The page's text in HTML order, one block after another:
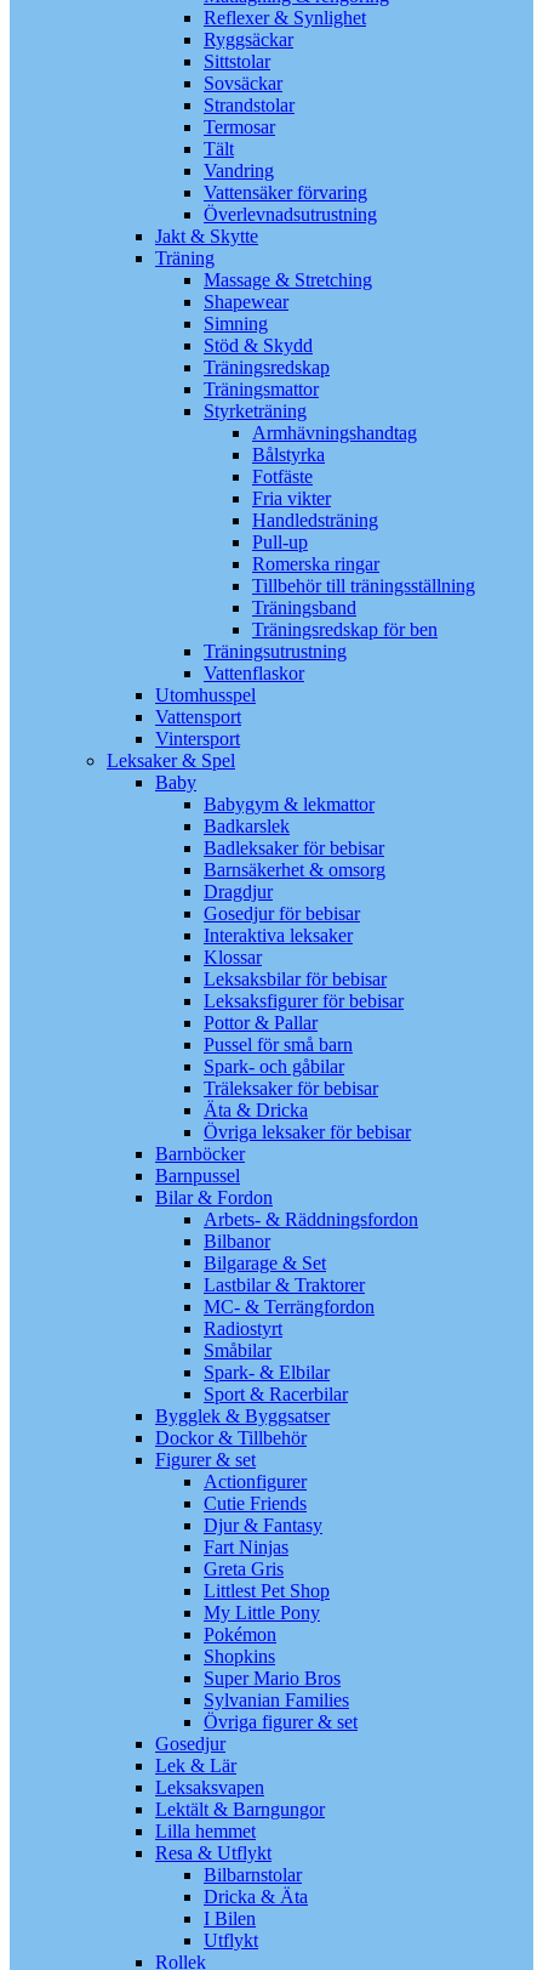
Reflexer & Synlighet
Ryggsäckar
Sittstolar
Sovsäckar
Strandstolar
Termosar
Tält
Vandring
Vattensäker förvaring
Överlevnadsutrustning
Jakt & Skytte
Träning
Massage & Stretching
Shapewear
Simning
Stöd & Skydd
Träningsredskap
Träningsmattor
Styrketräning
Armhävningshandtag
Bålstyrka
Fotfäste
Fria vikter
Handledsträning
Pull-up
Romerska ringar
Tillbehör till träningsställning
Träningsband
Träningsredskap för ben
Träningsutrustning
Vattenflaskor
Utomhusspel
Vattensport
Vintersport
Leksaker & Spel
Baby
Babygym & lekmattor
Badkarslek
Badleksaker för bebisar
Barnsäkerhet & omsorg
Dragdjur
Gosedjur för bebisar
Interaktiva leksaker
Klossar
Leksaksbilar för bebisar
Leksaksfigurer för bebisar
Pottor & Pallar
Pussel för små barn
Spark- och gåbilar
Träleksaker för bebisar
Äta & Dricka
Övriga leksaker för bebisar
Barnböcker
Barnpussel
Bilar & Fordon
Arbets- & Räddningsfordon
Bilbanor
Bilgarage & Set
Lastbilar & Traktorer
MC- & Terrängfordon
Radiostyrt
Småbilar
Spark- & Elbilar
Sport & Racerbilar
Bygglek & Byggsatser
Dockor & Tillbehör
Figurer & set
Actionfigurer
Cutie Friends
Djur & Fantasy
Fart Ninjas
Greta Gris
Littlest Pet Shop
My Little Pony
Pokémon
Shopkins
Super Mario Bros
Sylvanian Families
Övriga figurer & set
Gosedjur
Lek & Lär
Leksaksvapen
Lektält & Barngungor
Lilla hemmet
Resa & Utflykt
Bilbarnstolar
Dricka & Äta
I Bilen
Utflykt
Rollek